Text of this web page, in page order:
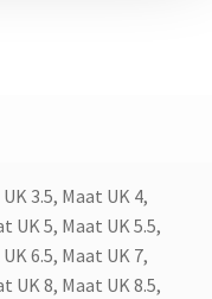
3.5, Maat UK 4,
UK 5, Maat UK 5.5,
6.5, Maat UK 7,
UK 8, Maat UK 8.5,